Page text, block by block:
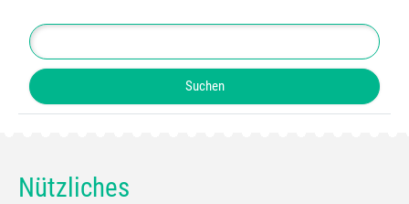
Nützliches